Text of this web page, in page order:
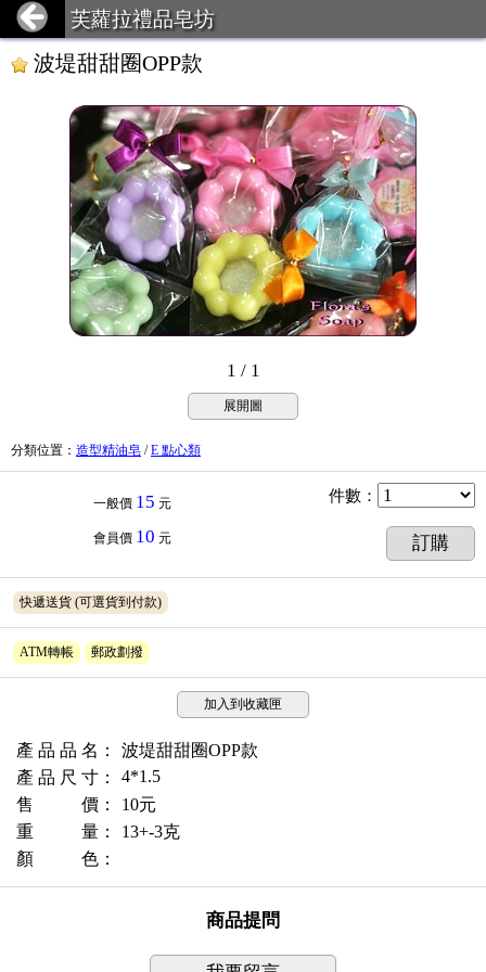
芙蘿拉禮品皂坊
波堤甜甜圈OPP款
1 / 1
展開圖
分類位置 ： 造型精油皂 /E 點心類
一般價 15 元
會員價 10 元
件數 ：
訂購
快遞送貨 (可選貨到付款)
ATM轉帳 郵政劃撥
加入到收藏匣
產 品 品 名：
波堤甜甜圈OPP款
產 品 尺 寸：
4*1.5
售 價：
10元
重 量：
13+-3克
顏 色：
商品提問